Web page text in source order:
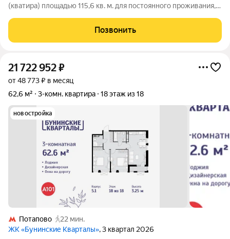
(кватира) площадью 115,6 кв. м. для постоянного проживания, 2
Москва, п. Рязановское д. Ерино улица Лесная д.60.
Конструктив дома; Материал
Позвонить
21 722 952₽
от 48 773 ₽ в месяц
62,6 м²
3-комн. квартира 18 этаж из 18
новостройка
Потапово
22 мин.
ЖК «Бунинские Кварталы», 3 квартал 2026